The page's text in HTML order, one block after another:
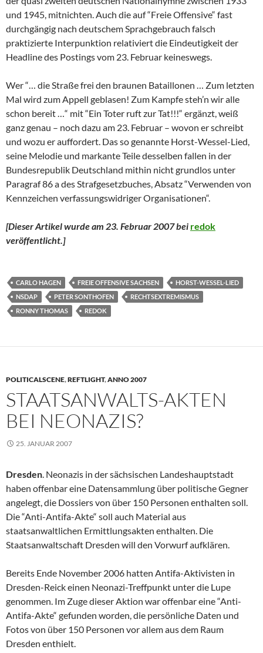
und 1945, mitnichten. Auch die auf “Freie Offensive“ fast
durchgängig nach deutschem Sprachgebrauch falsch
praktizierte Interpunktion relativiert die Eindeutigkeit der
Headline des Postings vom 23. Februar keineswegs.
Wer “… die Straße frei den braunen Bataillonen … Zum letzten
Mal wird zum Appell geblasen! Zum Kampfe steh’n wir alle
schon bereit …“ mit “Ein Toter ruft zur Tat!!!“ ergänzt, weiß
ganz genau – noch dazu am 23. Februar – wovon er schreibt
und wozu er auffordert. Das so genannte Horst-Wessel-Lied,
seine Melodie und markante Teile desselben fallen in der
Bundesrepublik Deutschland mithin nicht grundlos unter
Paragraf 86 a des Strafgesetzbuches, Absatz “Verwenden von
Kennzeichen verfassungswidriger Organisationen“.
[Dieser Artikel wurde am 23. Februar 2007 bei redok
veröffentlicht.]
CARLO HAGEN FREIE OFFENSIVE SACHSEN
HORST-WESSEL-LIED
NSDAP
PETER SONTHOFEN
RECHTSEXTREMISMUS
RONNY THOMAS
REDOK
POLITICALSCENE,REFTLIGHT,ANNO 2007
STAATSANWALTS-AKTEN
BEI NEONAZIS?
25. JANUAR 2007
Dresden. Neonazis in der sächsischen Landeshauptstadt
haben offenbar eine Datensammlung über politische Gegner
angelegt, die Dossiers von über 150 Personen enthalten soll.
Die “Anti-Antifa-Akte“ soll auch Material aus
staatsanwaltlichen Ermittlungsakten enthalten. Die
Staatsanwaltschaft Dresden will den Vorwurf aufklären.
Bereits Ende November 2006 hatten Antifa-Aktivisten in
Dresden-Reick einen Neonazi-Treffpunkt unter die Lupe
genommen. Im Zuge dieser Aktion war offenbar eine “Anti-
Antifa-Akte“ gefunden worden, die persönliche Daten und
Fotos von über 150 Personen vor allem aus dem Raum
Dresden enthielt.